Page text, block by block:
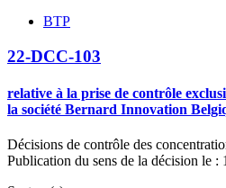
BTP
22-DCC-103
relative à la prise de contrôle
la société Bernard Innovation
Décisions de contrôle des
Publication du sens de la décision le :